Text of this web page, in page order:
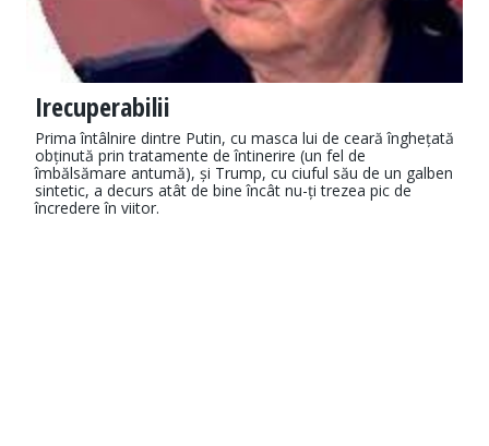
Irecuperabilii
Prima întâlnire dintre Putin, cu masca lui de ceară înghețată
obținută prin tratamente de întinerire (un fel de
îmbălsămare antumă), și Trump, cu ciuful său de un galben
sintetic, a decurs atât de bine încât nu-ți trezea pic de
încredere în viitor.